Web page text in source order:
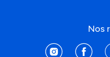
Nos
instagram